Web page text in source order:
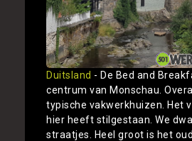
Duitsland - De Bed and
centrum van Monschau.
typische vakwerkhuizen. Het
hier heeft stilgestaan. We
straatjes. Heel groot is het